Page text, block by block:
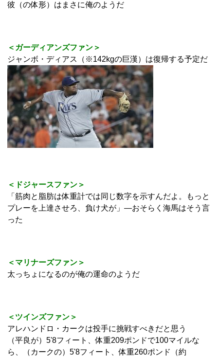
彼（の体形）はまさに俺のようだ
＜ガーディアンズファン＞
ジャンボ・ディアス（※142kgの巨漢）は復帰する予定だ
＜ドジャースファン＞
「筋肉と脂肪は体重計では同じ数字を示すんだよ。もっと
プレーを上達させろ、負け犬が」―おそらく海馬はそう言
った
＜マリナーズファン＞
太っちょになるのが俺の運命のようだ
＜ツインズファン＞
アレハンドロ・カークは投手に挑戦すべきだと思う
（平良が）5'8フィート、体重209ポンドで100マイルな
ら、（カークの）5'8フィート、体重260ポンド（約